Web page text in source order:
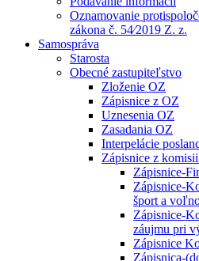
Oznamovanie
zákona č. 54⁄2019 Z. z.
Samospráva
Starosta
Obecné zastupiteľstvo
Zloženie OZ
Zápisnice z OZ
Uznesenia OZ
Zasadania OZ
Interpelácie
Zápisnice z
Zápisnice-
Zápisnice-
šport a
Zápisnice-
záujmu pri
Zápisnice
Zápisnica-